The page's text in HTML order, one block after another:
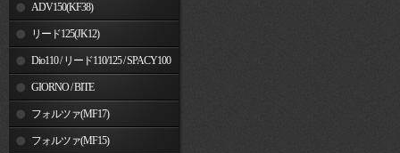
ADV150(KF38)
リード125(JK12)
Dio110 / リード110/125 / SPACY100
GIORNO / BITE
フォルツァ(MF17)
フォルツァ(MF15)